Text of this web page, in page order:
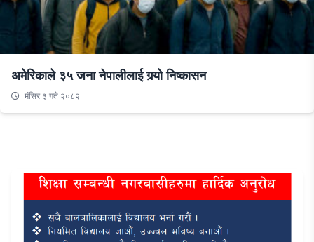
अमेरिकाले ३५ जना नेपालीलाई गर्‍यो निष्कासन
मंसिर ३ गते २०८२